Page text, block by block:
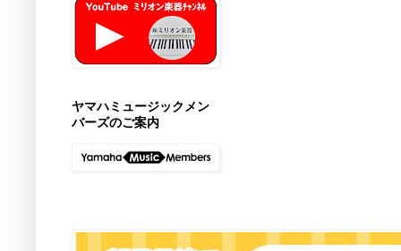
ヤマハミュージックメン
バーズのご案内